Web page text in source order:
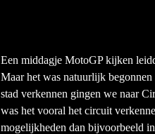
Een middagje MotoGP kijken
Maar het was natuurlijk
stad verkennen gingen we naar
was het vooral het circuit
mogelijkheden dan bijvoorbeeld